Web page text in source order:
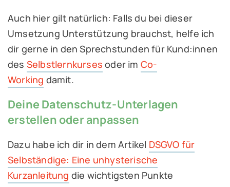
Auch hier gilt natürlich: Falls du bei dieser
Umsetzung Unterstützung brauchst, helfe ich
dir gerne in den Sprechstunden für Kund:innen
des Selbstlernkurses oder im Co-
Working damit.
Deine Datenschutz-Unterlagen
erstellen oder anpassen
Dazu habe ich dir in dem Artikel DSGVO für
Selbständige: Eine unhysterische
Kurzanleitung die wichtigsten Punkte